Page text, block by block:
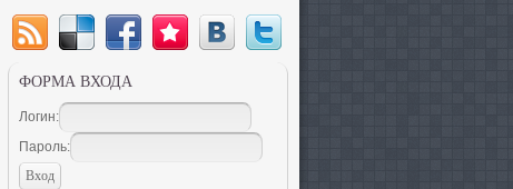
ФОРМА ВХОДА
Логин:
Пароль: